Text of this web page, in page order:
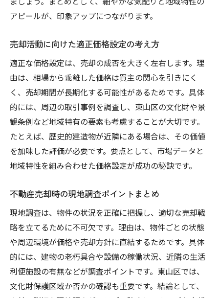
アピールが、印象アップにつながります。
売却活動に向けた適正価格設定の考え方
適正な価格設定は、売却の成否を大きく左右します。理
由は、相場から乖離した価格は買主の関心を引きにく
く、売却期間が長期化する可能性があるためです。具体
的には、周辺の取引事例を調査し、東山区の文化財や景
観条例など地域特有の要素も考慮することが大切です。
たとえば、歴史的建造物が近隣にある場合は、その価値
を加味した評価が必要です。要点として、市場データと
地域特性を組み合わせた価格設定が成功の秘訣です。
不動産売却時の現地調査ポイントまとめ
現地調査は、物件の状況を正確に把握し、適切な売却戦
略を立てるために不可欠です。理由は、物件ごとの状態
や周辺環境が価格や売却方針に直結するためです。具体
的には、建物の老朽具合や設備の稼働状況、近隣の生活
利便施設の有無などが調査ポイントです。東山区では、
文化財保護区域か否かの確認も重要です。結論として、